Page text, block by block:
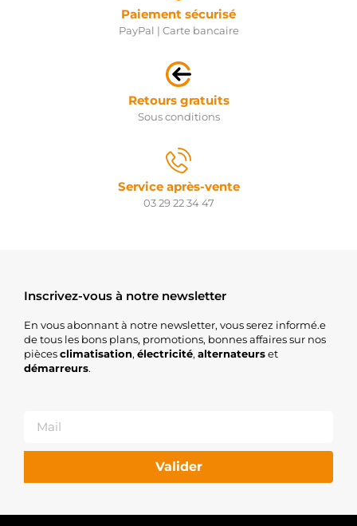
Paiement sécurisé
PayPal | Carte bancaire
Retours gratuits
Sous conditions
Service après-vente
03 29 22 34 47
Inscrivez-vous à notre newsletter
En vous abonnant à notre newsletter, vous serez informé.e
de tous les bons plans, promotions, bonnes affaires sur nos
piècesclimatisation, électricité, alternateurset
démarreurs.
Valider